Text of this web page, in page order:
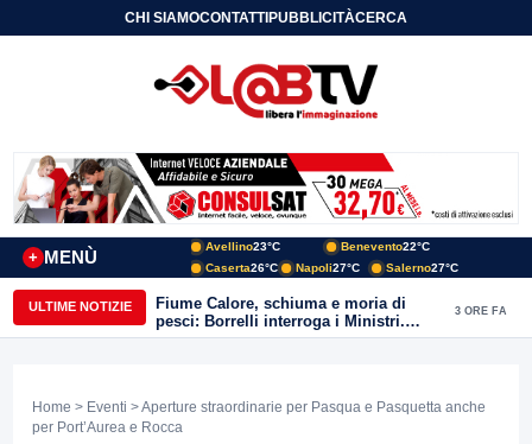
CHI SIAMOCONTATTIPUBBLICITÀCERCA
MENÙ
+
Avellino23°C Benevento22°C
Caserta26°C Napoli27°C Salerno27°C
ULTIME NOTIZIE
Fiume Calore, schiuma e moria di
pesci: Borrelli interroga i Ministri.
“Benevento paga l’assenza del
3 ORE FA
Home > Eventi > Aperture straordinarie per Pasqua e Pasquetta anche
per Port’Aurea e Rocca